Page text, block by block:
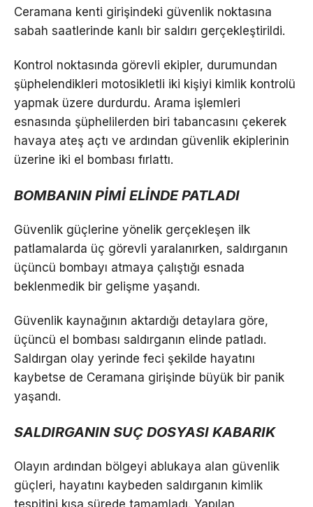
Ceramana kenti girişindeki güvenlik noktasına
sabah saatlerinde kanlı bir saldırı gerçekleştirildi.
Kontrol noktasında görevli ekipler, durumundan
şüphelendikleri motosikletli iki kişiyi kimlik kontrolü
yapmak üzere durdurdu. Arama işlemleri
esnasında şüphelilerden biri tabancasını çekerek
havaya ateş açtı ve ardından güvenlik ekiplerinin
üzerine iki el bombası fırlattı.
BOMBANIN PİMİ ELİNDE PATLADI
Güvenlik güçlerine yönelik gerçekleşen ilk
patlamalarda üç görevli yaralanırken, saldırganın
üçüncü bombayı atmaya çalıştığı esnada
beklenmedik bir gelişme yaşandı.
Güvenlik kaynağının aktardığı detaylara göre,
üçüncü el bombası saldırganın elinde patladı.
Saldırgan olay yerinde feci şekilde hayatını
kaybetse de Ceramana girişinde büyük bir panik
yaşandı.
SALDIRGANIN SUÇ DOSYASI KABARIK
Olayın ardından bölgeyi ablukaya alan güvenlik
güçleri, hayatını kaybeden saldırganın kimlik
tespitini kısa sürede tamamladı. Yapılan